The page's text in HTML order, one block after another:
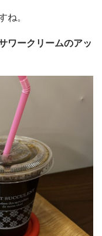
。
ワークリームのアッ